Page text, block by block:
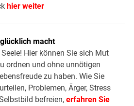
hier weiter
macht
Hier können Sie sich Mut
ordnen und ohne unnötigen
zu haben. Wie Sie
Problemen, Ärger, Stress
befreien, erfahren Sie